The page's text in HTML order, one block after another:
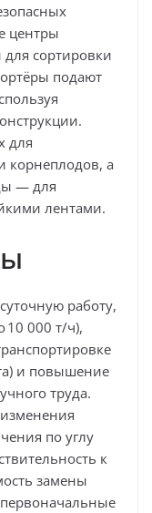
центры
сортировки
подают
для
корнеплодов, а
— для
лентами.
работу,
10 000 т/ч),
и повышение
труда.
по углу
к
замены